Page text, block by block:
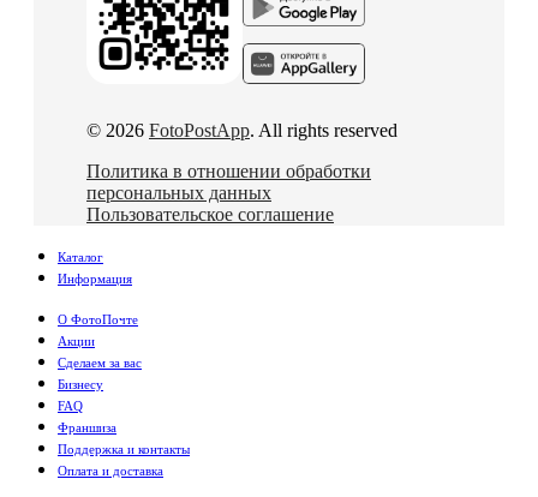
© 2026 FotoPostApp. All rights reserved
Политика в отношении обработки
персональных данных
Пользовательское соглашение
Каталог
Информация
О ФотоПочте
Акции
Сделаем за вас
Бизнесу
FAQ
Франшиза
Поддержка и контакты
Оплата и доставка